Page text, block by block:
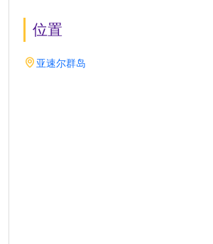
位置
亚速尔群岛